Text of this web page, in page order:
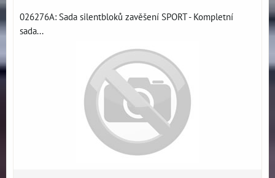
026276A: Sada silentbloků zavěšení SPORT - Kompletní
sada...